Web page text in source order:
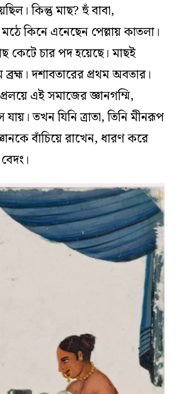
কিন্তু মাছ? হুঁ বাবা,
কিনে এনেছেন পেল্লায় কাতলা।
কেটে চার পদ হয়েছে। মাছই
ব্রহ্ম। দশাবতারের প্রথম অবতার।
এই সমাজের জ্ঞানগম্মি,
তখন যিনি ত্রাতা, তিনি মীনরূপ
বাঁচিয়ে রাখেন, ধারণ করে